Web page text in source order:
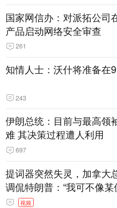
国家网信办：对派拓公司
产品启动网络安全审查
261
知情人士：沃什将准备在
243
伊朗总统：目前与最高领
难 其决策过程遭人利用
697
提词器突然失灵，加拿大
调侃特朗普：“我可不像
人，把这当成一场阴谋”，
视频